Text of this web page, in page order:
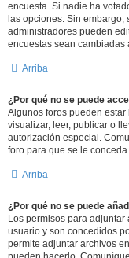
encuesta. Si nadie ha
las opciones. Sin
administradores pueden
encuestas sean cambiadas
Arriba
¿Por qué no se puede
Algunos foros pueden
visualizar, leer, publicar o
autorización especial.
foro para que se le
Arriba
¿Por qué no se puede
Los permisos para
usuario y son concedidos
permite adjuntar archivos